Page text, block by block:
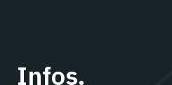
Infos.